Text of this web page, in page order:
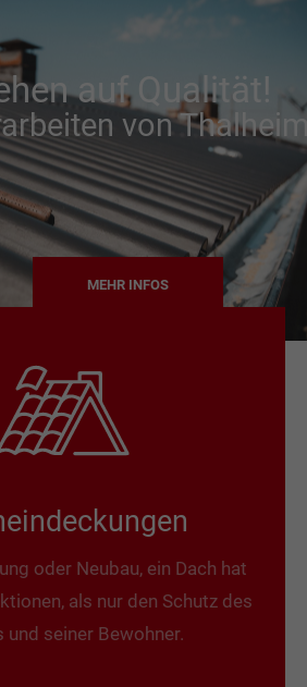
auf Qualität!
von
MEHR INFOS
oder Neubau, ein Dach hat
als nur den Schutz des
und seiner Bewohner.